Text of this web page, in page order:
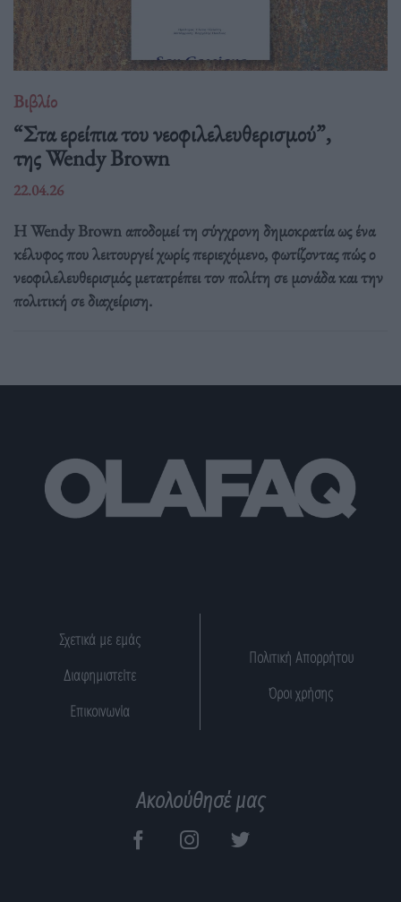
Βιβλίο
“Στα ερείπια του νεοφιλελευθερισμού”,
της Wendy Brown
22.04.26
Η Wendy Brown αποδομεί τη σύγχρονη δημοκρατία ως ένα
κέλυφος που λειτουργεί χωρίς περιεχόμενο, φωτίζοντας πώς ο
νεοφιλελευθερισμός μετατρέπει τον πολίτη σε μονάδα και την
πολιτική σε διαχείριση.
Σχετικά με εμάς
Διαφημιστείτε
Επικοινωνία
Πολιτική Απορρήτου
Όροι χρήσης
Ακολούθησέ μας